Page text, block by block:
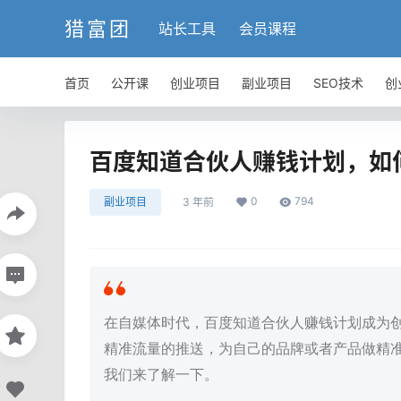
猎富团 站长工具 会员课程
首页 公开课 创业项目 副业项目 SEO技术 创
百度知道合伙人赚钱计划，
副业项目 3 年前 0 794
在自媒体时代，百度知道合伙人赚钱计划成为
精准流量的推送，为自己的品牌或者产品做精
我们来了解一下。